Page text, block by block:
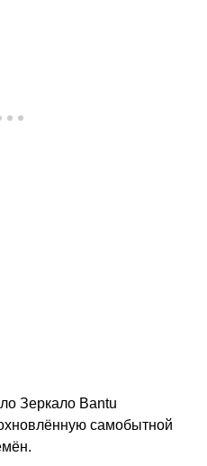
Зеркало Bantu
самобытной